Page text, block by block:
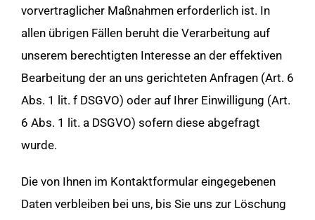
vorvertraglicher Maßnahmen erforderlich ist. In
allen übrigen Fällen beruht die Verarbeitung auf
unserem berechtigten Interesse an der effektiven
Bearbeitung der an uns gerichteten Anfragen (Art. 6
Abs. 1 lit. f DSGVO) oder auf Ihrer Einwilligung (Art.
6 Abs. 1 lit. a DSGVO) sofern diese abgefragt
wurde.
Die von Ihnen im Kontaktformular eingegebenen
Daten verbleiben bei uns, bis Sie uns zur Löschung